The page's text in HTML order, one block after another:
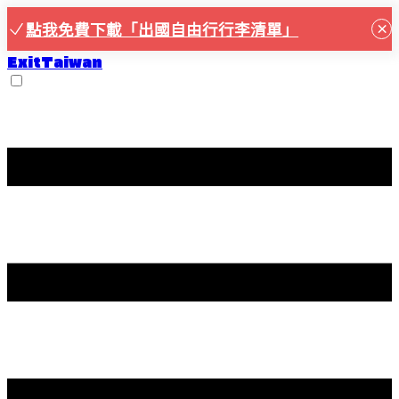
點我免費下載「出國自由行行李清單」 ×
ExitTaiwan